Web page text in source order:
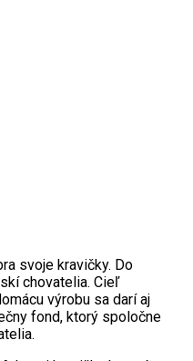
svoje kravičky. Do
chovatelia. Cieľ
výrobu sa darí aj
fond, ktorý spoločne